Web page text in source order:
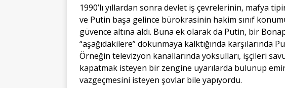
1990’lı yıllardan sonra devlet iş çevrelerinin, mafya
ve Putin başa gelince bürokrasinin hakim sınıf
güvence altına aldı. Buna ek olarak da Putin, bir
“aşağıdakilere” dokunmaya kalktığında karşılarında
Örneğin televizyon kanallarında yoksulları, işçileri
kapatmak isteyen bir zengine uyarılarda bulunup
vazgeçmesini isteyen şovlar bile yapıyordu.